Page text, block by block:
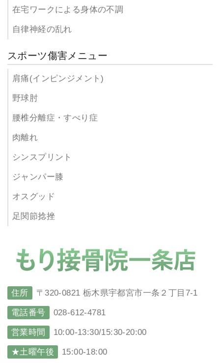
在宅ワークによる身体の不調
自律神経の乱れ
スポーツ傷害メニュー
肩痛(インピンジメント)
野球肘
腰椎分離症・すべり症
肉離れ
シンスプリント
ジャンパー膝
オスグッド
足関節捻挫
住所 〒320-0821 栃木県宇都宮市一条２丁目7-1
電話番号 028-612-4781
営業時間 10:00-13:30/15:30-20:00
★土曜午後 15:00-18:00